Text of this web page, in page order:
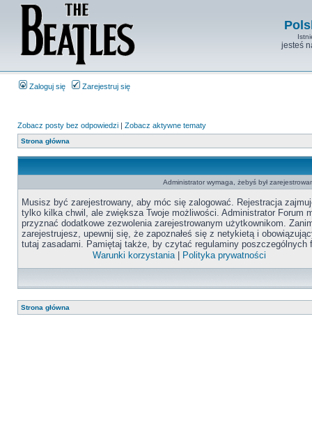
jesteś
Zaloguj się Zarejestruj się
Zobacz posty bez odpowiedzi | Zobacz aktywne tematy
Strona główna
Administrator wymaga, żebyś był
Musisz być zarejestrowany, aby móc się zalogować. Rejestracja
tylko kilka chwil, ale zwiększa Twoje możliwości. Administrator Forum
przyznać dodatkowe zezwolenia zarejestrowanym użytkownikom.
zarejestrujesz, upewnij się, że zapoznałeś się z netykietą i
tutaj zasadami. Pamiętaj także, by czytać regulaminy poszczególnych
Warunki korzystania| Polityka prywatności
Strona główna